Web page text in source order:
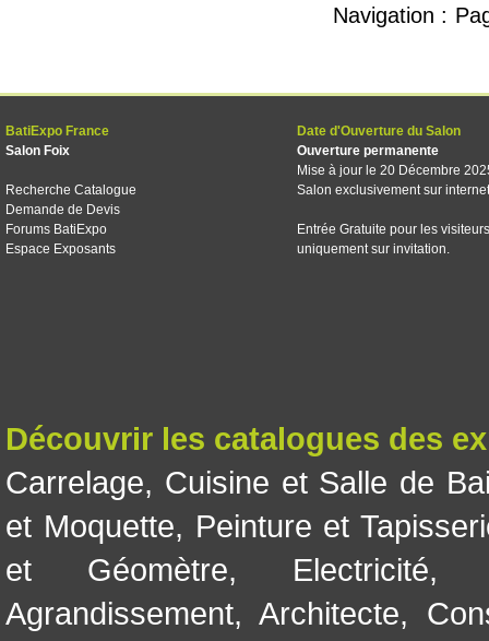
Navigation :
BatiExpo France
Salon Foix
Recherche Catalogue
Demande de Devis
Forums BatiExpo
Espace Exposants
Date d'Ouverture du Salon
Ouverture permanente
Mise à jour le 20 Décembre
Salon exclusivement sur internet
Entrée Gratuite pour les visiteurs
uniquement sur invitation.
Découvrir les catalogues des
Carrelage, Cuisine et Salle de
et Moquette, Peinture et
et Géomètre, Electricité
Agrandissement, Architecte,